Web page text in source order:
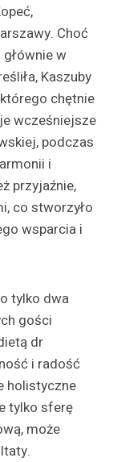
Choć
w
Kaszuby
chętnie
wcześniejsze
podczas
i
przyjaźnie,
co stworzyło
wsparcia i
tylko dwa
gości
dr
i radość
holistyczne
tylko sferę
może